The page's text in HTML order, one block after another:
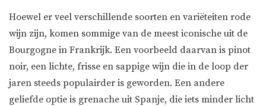
Hoewel er veel verschillende soorten en variëteiten rode
wijn zijn, komen sommige van de meest iconische uit de
Bourgogne in Frankrijk. Een voorbeeld daarvan is pinot
noir, een lichte, frisse en sappige wijn die in de loop der
jaren steeds populairder is geworden. Een andere
geliefde optie is grenache uit Spanje, die iets minder licht